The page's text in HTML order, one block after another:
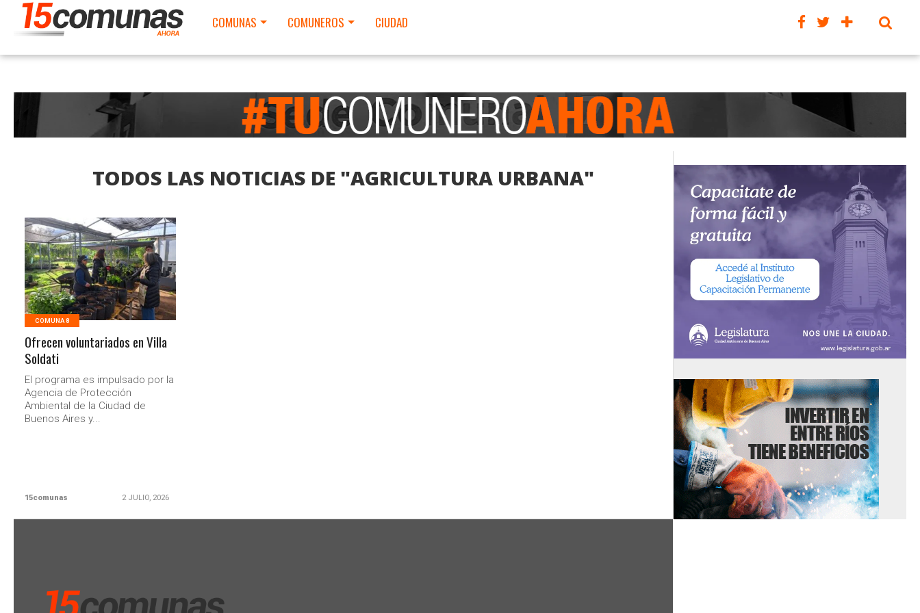
COMUNAS COMUNEROS CIUDAD
TODOS LAS NOTICIAS DE "AGRICULTURA URBANA"
LEER MAS
COMUNA 8
Ofrecen voluntariados en Villa
Soldati
El programa es impulsado por la
Agencia de Protección
Ambiental de la Ciudad de
Buenos Aires y...
15comunas 2 JULIO, 2026